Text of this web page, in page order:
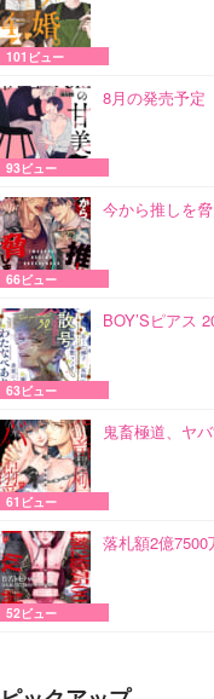
101ビュー
8月の発売予定
93ビュー
今から推しを
66ビュー
BOY’Sピアス
63ビュー
鬼畜極道、ヤ
61ビュー
落札額2億7500
52ビュー